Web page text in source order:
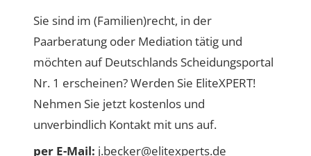
Sie sind im (Familien)recht, in der
Paarberatung oder Mediation tätig und
möchten auf Deutschlands Scheidungsportal
Nr. 1 erscheinen? Werden Sie EliteXPERT!
Nehmen Sie jetzt kostenlos und
unverbindlich Kontakt mit uns auf.
per E-Mail: j.becker@elitexperts.de